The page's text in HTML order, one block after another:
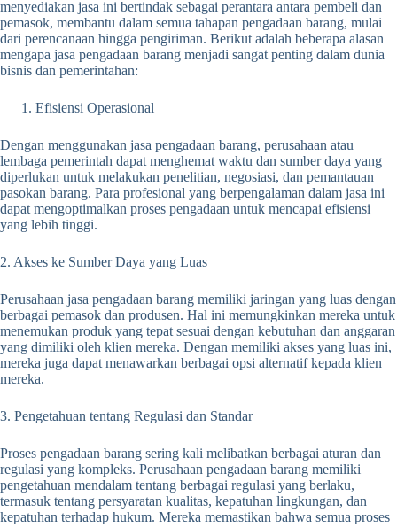
menyediakan jasa ini bertindak sebagai perantara antara pembeli dan
pemasok, membantu dalam semua tahapan pengadaan barang, mulai
dari perencanaan hingga pengiriman. Berikut adalah beberapa alasan
mengapa jasa pengadaan barang menjadi sangat penting dalam dunia
bisnis dan pemerintahan:
Efisiensi Operasional
Dengan menggunakan jasa pengadaan barang, perusahaan atau
lembaga pemerintah dapat menghemat waktu dan sumber daya yang
diperlukan untuk melakukan penelitian, negosiasi, dan pemantauan
pasokan barang. Para profesional yang berpengalaman dalam jasa ini
dapat mengoptimalkan proses pengadaan untuk mencapai efisiensi
yang lebih tinggi.
2. Akses ke Sumber Daya yang Luas
Perusahaan jasa pengadaan barang memiliki jaringan yang luas dengan
berbagai pemasok dan produsen. Hal ini memungkinkan mereka untuk
menemukan produk yang tepat sesuai dengan kebutuhan dan anggaran
yang dimiliki oleh klien mereka. Dengan memiliki akses yang luas ini,
mereka juga dapat menawarkan berbagai opsi alternatif kepada klien
mereka.
3. Pengetahuan tentang Regulasi dan Standar
Proses pengadaan barang sering kali melibatkan berbagai aturan dan
regulasi yang kompleks. Perusahaan pengadaan barang memiliki
pengetahuan mendalam tentang berbagai regulasi yang berlaku,
termasuk tentang persyaratan kualitas, kepatuhan lingkungan, dan
kepatuhan terhadap hukum. Mereka memastikan bahwa semua proses